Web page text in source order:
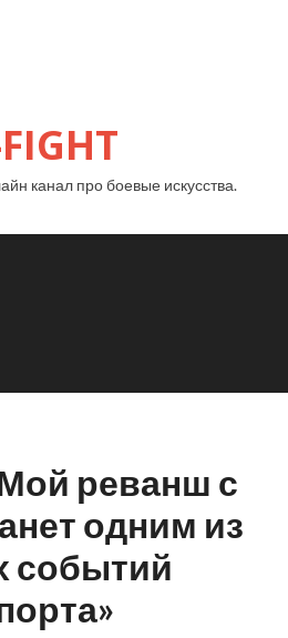
канал про боевые искусства.
реванш с
одним из
событий